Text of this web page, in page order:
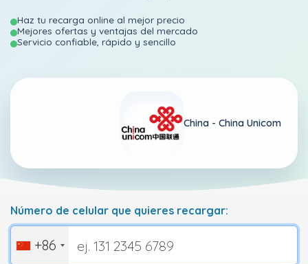
Haz tu recarga online al mejor precio
Mejores ofertas y ventajas del mercado
Servicio confiable, rápido y sencillo
China - China Unicom
Número de celular que quieres recargar:
+86